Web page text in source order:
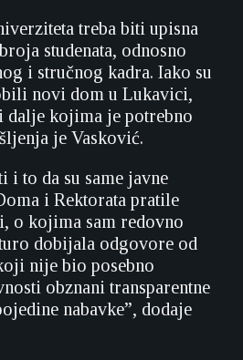
treba biti upisna
studenata, odnosno
i stručnog kadra. Iako su
novi dom u Lukavici,
kojima je potrebno
je Vasković.
i to da su same javne
i Rektorata pratile
o kojima sam redovno
dobijala odgovore od
nije bio posebno
obznani transparentne
nabavke”, dodaje